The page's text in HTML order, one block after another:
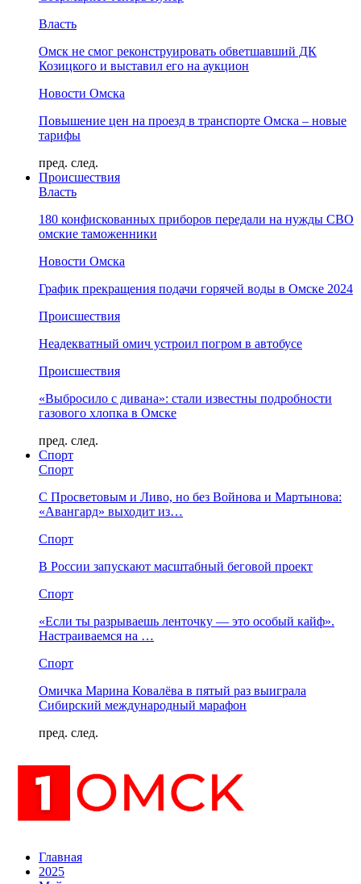
Власть
Омск не смог реконструировать обветшавший ДК
Козицкого и выставил его на аукцион
Новости Омска
Повышение цен на проезд в транспорте Омска – новые
тарифы
пред. след.
Происшествия
Власть
180 конфискованных приборов передали на нужды СВО
омские таможенники
Новости Омска
График прекращения подачи горячей воды в Омске 2024
Происшествия
Неадекватный омич устроил погром в автобусе
Происшествия
«Выбросило с дивана»: стали известны подробности
газового хлопка в Омске
пред. след.
Спорт
Спорт
С Просветовым и Ливо, но без Войнова и Мартынова:
«Авангард» выходит из…
Спорт
В России запускают масштабный беговой проект
Спорт
«Если ты разрываешь ленточку — это особый кайф».
Настраиваемся на …
Спорт
Омичка Марина Ковалёва в пятый раз выиграла
Сибирский международный марафон
пред. след.
Главная
2025